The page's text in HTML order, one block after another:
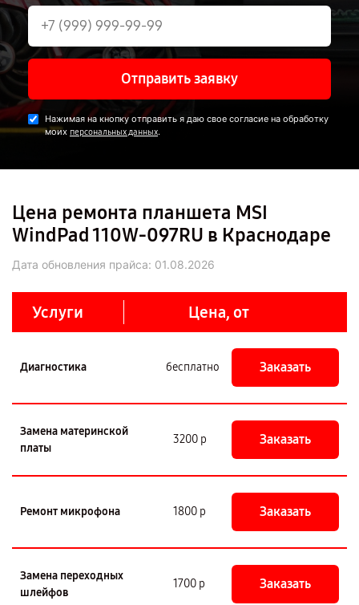
Отправить заявку
Нажимая на кнопку отправить я даю свое согласие на обработку
моих персональных данных.
Цена ремонта планшета MSI
WindPad 110W-097RU в Краснодаре
Дата обновления прайса: 01.08.2026
Услуги Цена, от
Диагностика бесплатно Заказать
Замена материнской
платы
3200 р Заказать
Ремонт микрофона 1800 р Заказать
Замена переходных
шлейфов
1700 р Заказать